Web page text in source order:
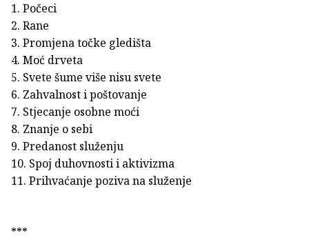
1. Počeci
2. Rane
3. Promjena točke gledišta
4. Moć drveta
5. Svete šume više nisu svete
6. Zahvalnost i poštovanje
7. Stjecanje osobne moći
8. Znanje o sebi
9. Predanost služenju
10. Spoj duhovnosti i aktivizma
11. Prihvaćanje poziva na služenje
***